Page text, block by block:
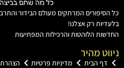
המרתקים מעולם הבידור והתרבות
רק אצלנו!
הלוהטות והרכילות המפתיעות
מהיר
הבית מדיניות פרטיות הצהרת נגישות